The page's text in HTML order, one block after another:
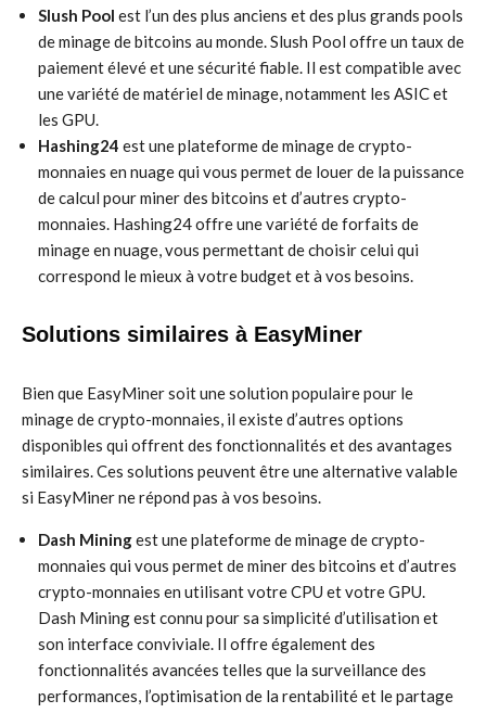
Slush Pool est l’un des plus anciens et des plus grands pools
de minage de bitcoins au monde. Slush Pool offre un taux de
paiement élevé et une sécurité fiable. Il est compatible avec
une variété de matériel de minage, notamment les ASIC et
les GPU.
Hashing24 est une plateforme de minage de crypto-
monnaies en nuage qui vous permet de louer de la puissance
de calcul pour miner des bitcoins et d’autres crypto-
monnaies. Hashing24 offre une variété de forfaits de
minage en nuage, vous permettant de choisir celui qui
correspond le mieux à votre budget et à vos besoins.
Solutions similaires à EasyMiner
Bien que EasyMiner soit une solution populaire pour le
minage de crypto-monnaies, il existe d’autres options
disponibles qui offrent des fonctionnalités et des avantages
similaires. Ces solutions peuvent être une alternative valable
si EasyMiner ne répond pas à vos besoins.
Dash Miningest une plateforme de minage de crypto-
monnaies qui vous permet de miner des bitcoins et d’autres
crypto-monnaies en utilisant votre CPU et votre GPU.
Dash Mining est connu pour sa simplicité d’utilisation et
son interface conviviale. Il offre également des
fonctionnalités avancées telles que la surveillance des
performances, l’optimisation de la rentabilité et le partage